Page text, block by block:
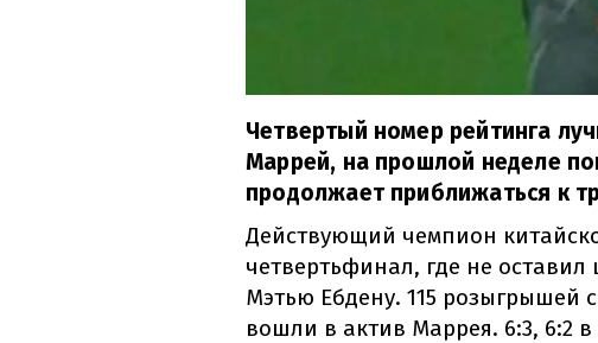
Четвертый номер рейтинга
Маррей, на прошлой неделе
продолжает приближаться к
Действующий чемпион
четвертьфинал, где не
Мэтью Ебдену. 115 розыгрышей
вошли в актив Маррея. 6:3, 6:2